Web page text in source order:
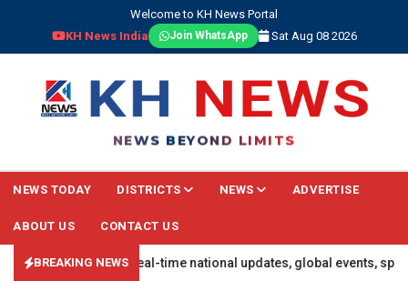
Welcome to KH News Portal
KH News India
Join WhatsApp Sat Aug 08 2026
NEWS BEYOND LIMITS
NEWS TODAY DISTRICTS NEWS ADVERTISE
ABOUT US CONTACT US
BREAKING NEWS
latest headlines, real-time national updates, global events,